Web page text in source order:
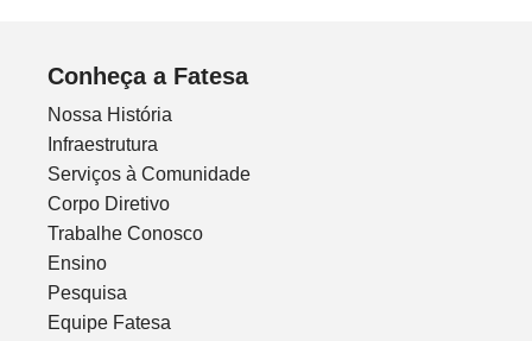
Conheça a Fatesa
Nossa História
Infraestrutura
Serviços à Comunidade
Corpo Diretivo
Trabalhe Conosco
Ensino
Pesquisa
Equipe Fatesa